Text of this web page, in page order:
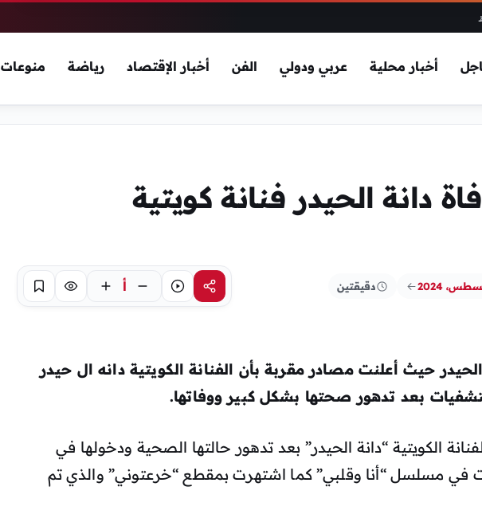
أخبار محلية عربي ودولي الفن أخبار الإقتصاد رياضة منوعات
دانة الحيدر فنانة كويتية
دقيقتين مشاركةاستماع أ تركيز حفظ
حيث أعلنت مصادر مقربة بأن الفنانة الكويتية دانه ال حيدر
بعد تدهور صحتها بشكل كبير ووفاتها.
الكويتية “دانة الحيدر” بعد تدهور حالتها الصحية ودخولها في
في مسلسل “أنا وقلبي” كما اشتهرت بمقطع “خرعتوني” والذي تم